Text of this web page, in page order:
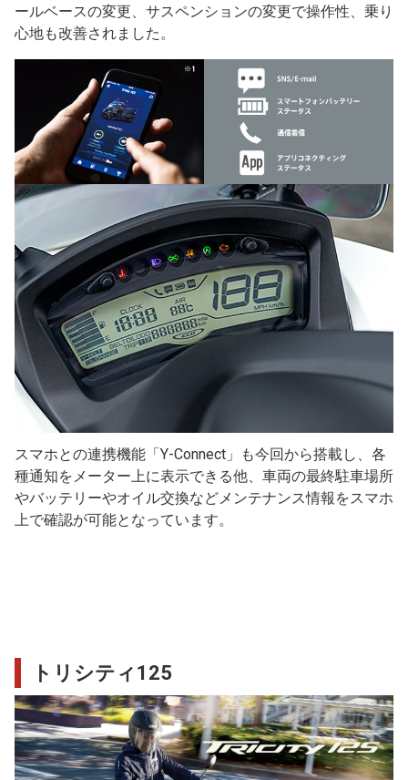
ールベースの変更、サスペンションの変更で操作性、乗り
心地も改善されました。
スマホとの連携機能「Y-Connect」も今回から搭載し、各
種通知をメーター上に表示できる他、車両の最終駐車場所
やバッテリーやオイル交換などメンテナンス情報をスマホ
上で確認が可能となっています。
トリシティ125